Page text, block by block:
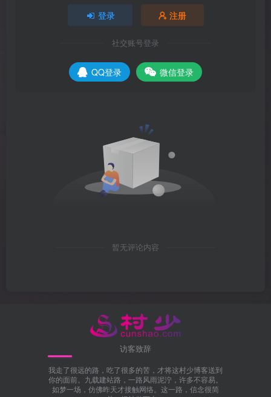
登录 注册
社交账号登录
QQ登录 微信登录
暂无评论内容
访客致辞
我走了很远的路，吃了很多的苦，才将这村少博客送到
你的面前。九载建站路，一路风雨泥泞，许多不容易。
如梦一场，仿佛昨天才接触网络。这一路，信念很简